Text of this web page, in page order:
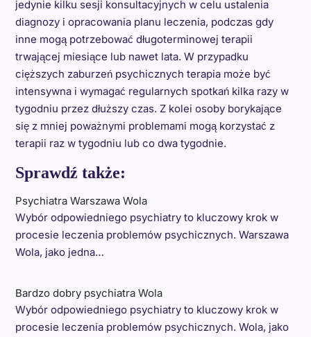
jedynie kilku sesji konsultacyjnych w celu ustalenia
diagnozy i opracowania planu leczenia, podczas gdy
inne mogą potrzebować długoterminowej terapii
trwającej miesiące lub nawet lata. W przypadku
cięższych zaburzeń psychicznych terapia może być
intensywna i wymagać regularnych spotkań kilka razy w
tygodniu przez dłuższy czas. Z kolei osoby borykające
się z mniej poważnymi problemami mogą korzystać z
terapii raz w tygodniu lub co dwa tygodnie.
Sprawdź także:
Psychiatra Warszawa Wola
Wybór odpowiedniego psychiatry to kluczowy krok w
procesie leczenia problemów psychicznych. Warszawa
Wola, jako jedna…
Bardzo dobry psychiatra Wola
Wybór odpowiedniego psychiatry to kluczowy krok w
procesie leczenia problemów psychicznych. Wola, jako